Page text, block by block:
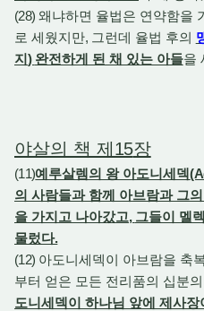
(28) 왜냐하면 율법은 연약함을
로 세웠지만, 그런데 율법 후의
지) 완전하게 된 채 있는 아들을
야살의 책 제 15장
(11)예루살렘의 왕 아도니세덱
의 사람들과 함께 아브람과 그
을 가지고 나아갔고, 그들이 멜렉
물렀다.
(12) 아도니세덱이 아브람을 축
부터 얻은 모든 전리품의 십분
도니세덱이 하나님 앞에 제사장